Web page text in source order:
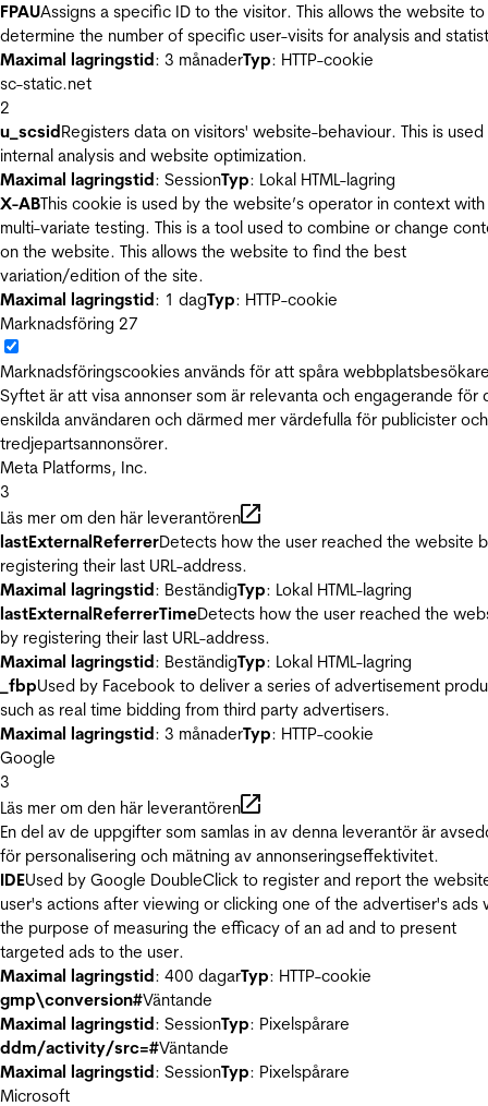
FPAUAssigns a specific ID to the visitor. This allows the website to
determine the number of specific user-visits for analysis and
Maximal lagringstid: 3 månaderTyp: HTTP-cookie
sc-static.net
2
u_scsidRegisters data on visitors' website-behaviour. This is
internal analysis and website optimization.
Maximal lagringstid: SessionTyp: Lokal HTML-lagring
X-ABThis cookie is used by the website’s operator in context with
multi-variate testing. This is a tool used to combine or change
on the website. This allows the website to find the best
variation/edition of the site.
Maximal lagringstid: 1 dagTyp: HTTP-cookie
Marknadsföring 27
Marknadsföringscookies används för att spåra
Syftet är att visa annonser som är relevanta och engagerande för
enskilda användaren och därmed mer värdefulla för publicister och
tredjepartsannonsörer.
Meta Platforms, Inc.
3
Läs mer om den här leverantören
lastExternalReferrerDetects how the user reached the website
registering their last URL-address.
Maximal lagringstid: BeständigTyp: Lokal HTML-lagring
lastExternalReferrerTimeDetects how the user reached the
by registering their last URL-address.
Maximal lagringstid: BeständigTyp: Lokal HTML-lagring
_fbpUsed by Facebook to deliver a series of advertisement
such as real time bidding from third party advertisers.
Maximal lagringstid: 3 månaderTyp: HTTP-cookie
Google
3
Läs mer om den här leverantören
En del av de uppgifter som samlas in av denna leverantör är
för personalisering och mätning av annonseringseffektivitet.
IDEUsed by Google DoubleClick to register and report the
user's actions after viewing or clicking one of the advertiser's ads
the purpose of measuring the efficacy of an ad and to present
targeted ads to the user.
Maximal lagringstid: 400 dagarTyp: HTTP-cookie
gmp\conversion#Väntande
Maximal lagringstid: SessionTyp: Pixelspårare
ddm/activity/src=#Väntande
Maximal lagringstid: SessionTyp: Pixelspårare
Microsoft